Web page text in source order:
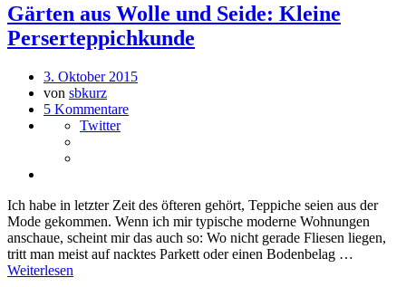
Gärten aus Wolle und Seide: Kleine
Perserteppichkunde
3. Oktober 2015
von sbkurz
5 Kommentare
Twitter
Ich habe in letzter Zeit des öfteren gehört, Teppiche seien aus der
Mode gekommen. Wenn ich mir typische moderne Wohnungen
anschaue, scheint mir das auch so: Wo nicht gerade Fliesen liegen,
tritt man meist auf nacktes Parkett oder einen Bodenbelag …
Weiterlesen